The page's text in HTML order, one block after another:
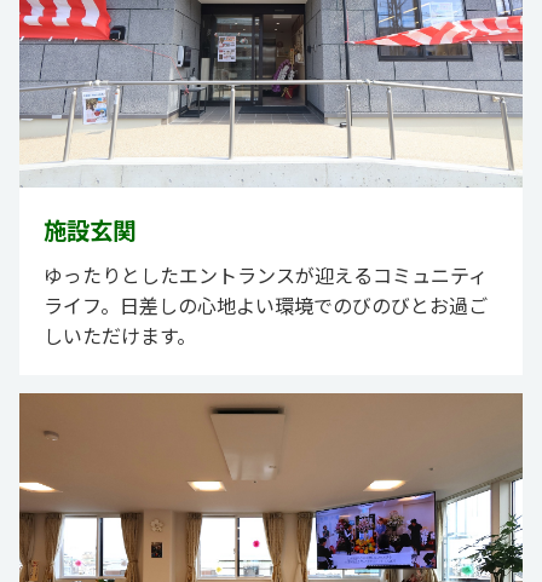
施設玄関
ゆったりとしたエントランスが迎えるコミュニティ
ライフ。日差しの心地よい環境でのびのびとお過ご
しいただけます。